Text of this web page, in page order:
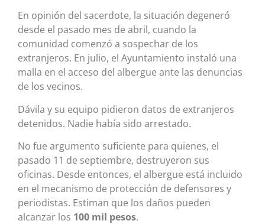
En opinión del sacerdote, la situación degeneró
desde el pasado mes de abril, cuando la
comunidad comenzó a sospechar de los
extranjeros. En julio, el Ayuntamiento instaló una
malla en el acceso del albergue ante las denuncias
de los vecinos.
Dávila y su equipo pidieron datos de extranjeros
detenidos. Nadie había sido arrestado.
No fue argumento suficiente para quienes, el
pasado 11 de septiembre, destruyeron sus
oficinas. Desde entonces, el albergue está incluido
en el mecanismo de protección de defensores y
periodistas. Estiman que los daños pueden
alcanzar los 100 mil pesos.